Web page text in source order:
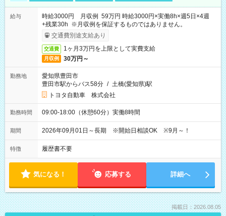
給与
時給3000円 月収例 59万円 時給3000円×実働8h×週5日×4週
+残業30h ※月収例を保証するものではありません。
交通費別途支給あり
交通費 1ヶ月3万円を上限として実費支給
月収例 30万円～
勤務地
愛知県豊田市
豊田市駅からバス58分 / 土橋(愛知県)駅
トヨタ自動車 株式会社
勤務時間 09:00-18:00（休憩60分）実働8時間
期間 2026年09月01日～長期 ※開始日相談OK ※9月～！
特徴 履歴書不要
気になる！ 応募する 詳細へ
掲載日：2026.08.05